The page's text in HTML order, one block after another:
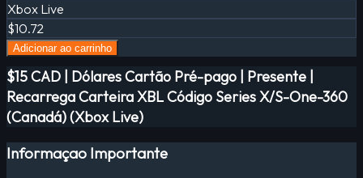
Xbox Live
$10.72
Adicionar ao carrinho
$15 CAD | Dólares Cartão Pré-pago | Presente |
Recarrega Carteira XBL Código Series X/S-One-360
(Canadá) (Xbox Live)
Informaçao Importante